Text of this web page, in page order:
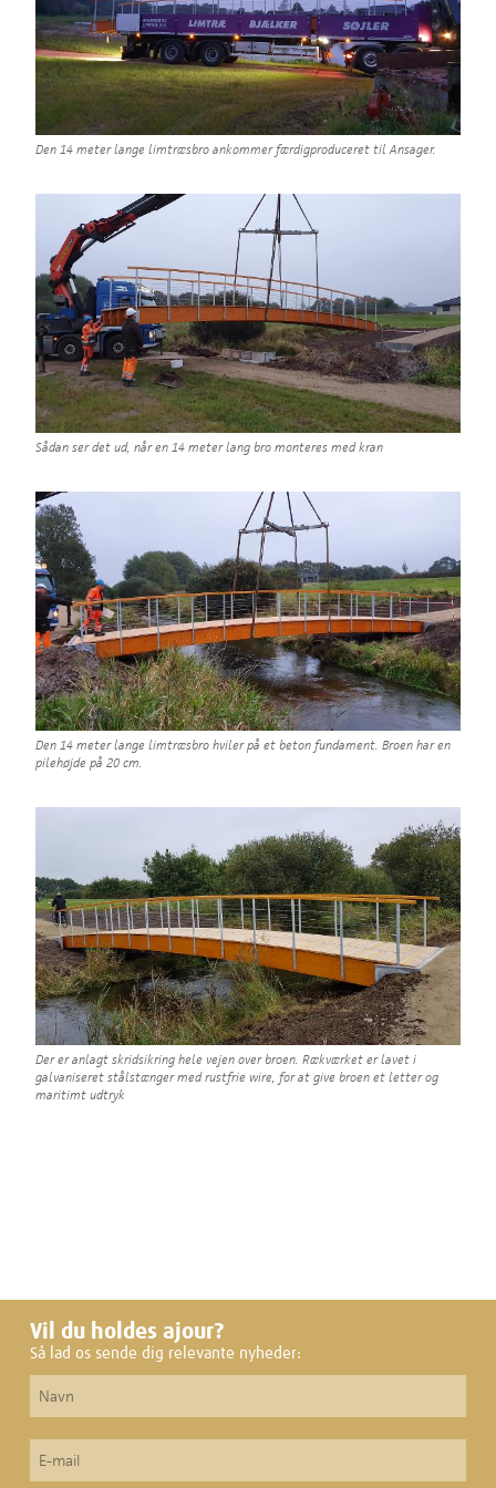
Den 14 meter lange limtræsbro ankommer færdigproduceret til Ansager.
Sådan ser det ud, når en 14 meter lang bro monteres med kran
Den 14 meter lange limtræsbro hviler på et beton fundament. Broen har en
pilehøjde på 20 cm.
Der er anlagt skridsikring hele vejen over broen. Rækværket er lavet i
galvaniseret stålstænger med rustfrie wire, for at give broen et letter og
maritimt udtryk
Vil du holdes ajour?
Så lad os sende dig relevante nyheder: